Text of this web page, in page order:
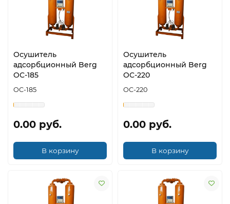
Осушитель
адсорбционный Berg
OC-185
OC-185
0.00 руб.
В корзину
Осушитель
адсорбционный Berg
OC-220
OC-220
0.00 руб.
В корзину